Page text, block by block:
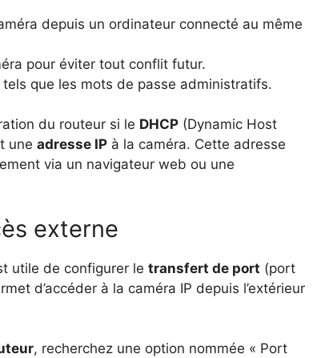
depuis un ordinateur connecté au même
pour éviter tout conflit futur.
que les mots de passe administratifs.
du routeur si le DHCP (Dynamic Host
une adresse IP à la caméra. Cette adresse
via un navigateur web ou une
externe
utile de configurer le transfert de port (port
d’accéder à la caméra IP depuis l’extérieur
, recherchez une option nommée « Port